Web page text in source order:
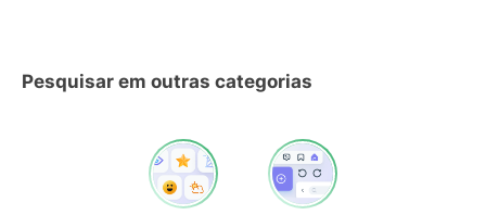
Pesquisar em outras categorias